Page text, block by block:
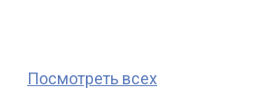
Посмотреть всех